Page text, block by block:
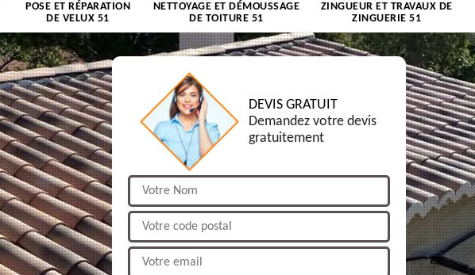
POSE ET RÉPARATION
DE VELUX 51
NETTOYAGE ET DÉMOUSSAGE
DE TOITURE 51
ZINGUEUR ET TRAVAUX DE
ZINGUERIE 51
DEVIS GRATUIT
Demandez votre devis
gratuitement